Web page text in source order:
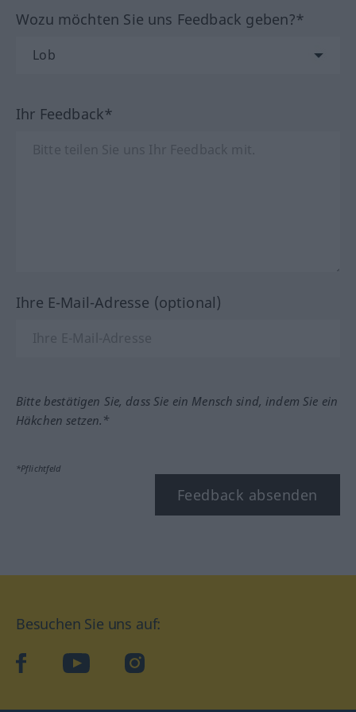
Wozu möchten Sie uns Feedback geben?*
Ihr Feedback*
Ihre E-Mail-Adresse (optional)
Bitte bestätigen Sie, dass Sie ein Mensch sind, indem Sie ein
Häkchen setzen.*
*Pflichtfeld
Feedback absenden
Besuchen Sie uns auf:
facebookYouTube Instagram